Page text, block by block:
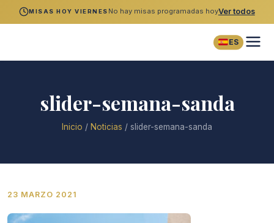
MISAS HOY VIERNES No hay misas programadas hoyVer todos
ES
slider-semana-sanda
Inicio / Noticias / slider-semana-sanda
23 MARZO 2021